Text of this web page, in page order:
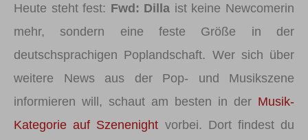
Heute steht fest: Fwd: Dilla ist keine Newcomerin
mehr, sondern eine feste Größe in der
deutschsprachigen Poplandschaft. Wer sich über
weitere News aus der Pop- und Musikszene
informieren will, schaut am besten in der Musik-
Kategorie auf Szenenight vorbei. Dort findest du